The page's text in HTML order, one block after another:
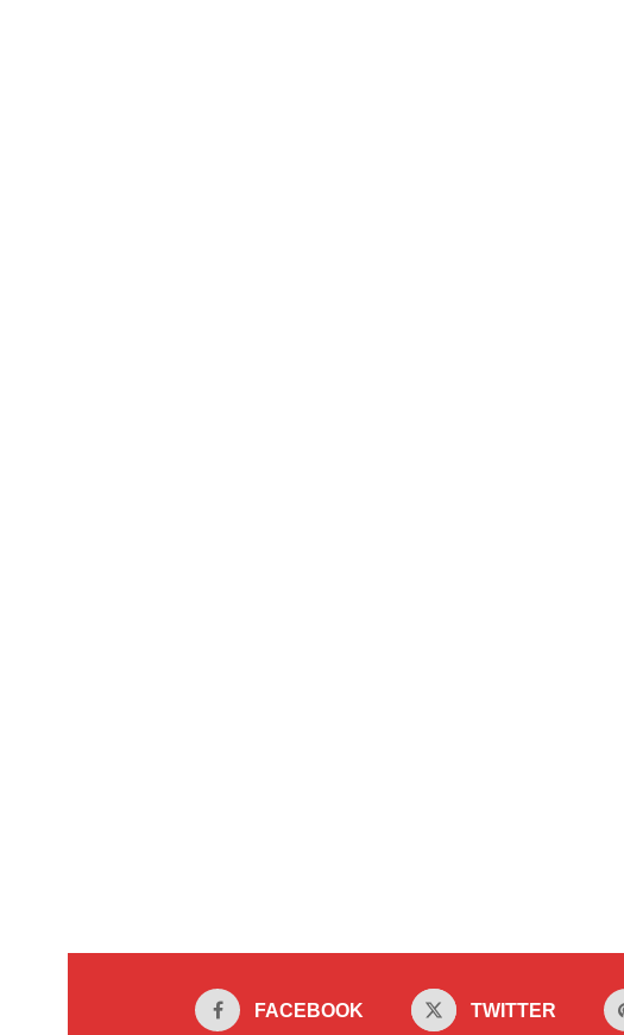
FACEBOOK TWITTER